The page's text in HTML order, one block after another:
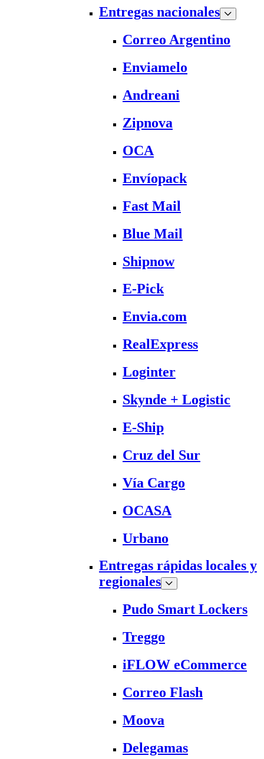
Entregas nacionales
Correo Argentino
Enviamelo
Andreani
Zipnova
OCA
Envíopack
Fast Mail
Blue Mail
Shipnow
E-Pick
Envia.com
RealExpress
Loginter
Skynde + Logistic
E-Ship
Cruz del Sur
Vía Cargo
OCASA
Urbano
Entregas rápidas locales y
regionales
Pudo Smart Lockers
Treggo
iFLOW eCommerce
Correo Flash
Moova
Delegamas